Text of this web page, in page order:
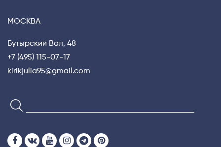
МОСКВА
Бутырский Вал, 48
+7 (495) 115-07-17
kirikjulia95@gmail.com